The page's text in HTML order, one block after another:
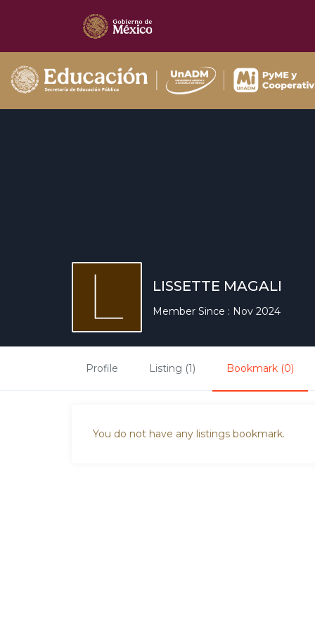
LISSETTE MAGALI
Member Since : Nov 2024
Profile Listing (1) Bookmark (0)
You do not have any listings bookmark.